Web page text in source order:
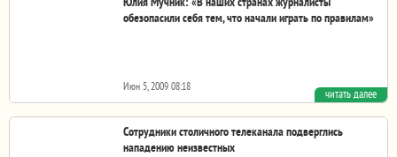
Юлия Мучник: «В наших странах журналисты
обезопасили себя тем, что начали играть по правилам»
Июн 5, 2009 08:18
«Я не вижу на постсоветском пространстве большой
потребности в свободных СМИ. Мало кто хочет знать...
читать далее
Сотрудники столичного телеканала подверглись
нападению неизвестных